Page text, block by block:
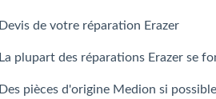
Devis de votre réparation Erazer
La plupart des réparations Erazer se
Des pièces d'origine Medion si possible